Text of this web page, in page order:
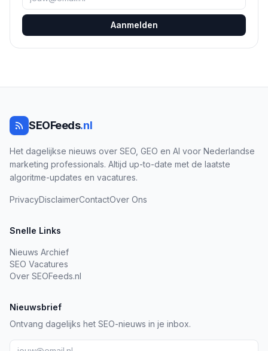
Aanmelden
SEOFeeds.nl
Het dagelijkse nieuws over SEO, GEO en AI voor Nederlandse
marketing professionals. Altijd up-to-date met de laatste
algoritme-updates en vacatures.
PrivacyDisclaimerContactOver Ons
Snelle Links
Nieuws Archief
SEO Vacatures
Over SEOFeeds.nl
Nieuwsbrief
Ontvang dagelijks het SEO-nieuws in je inbox.